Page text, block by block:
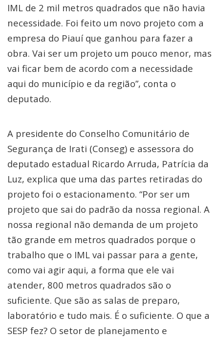
IML de 2 mil metros quadrados que não havia
necessidade. Foi feito um novo projeto com a
empresa do Piauí que ganhou para fazer a
obra. Vai ser um projeto um pouco menor, mas
vai ficar bem de acordo com a necessidade
aqui do município e da região”, conta o
deputado.
A presidente do Conselho Comunitário de
Segurança de Irati (Conseg) e assessora do
deputado estadual Ricardo Arruda, Patrícia da
Luz, explica que uma das partes retiradas do
projeto foi o estacionamento. “Por ser um
projeto que sai do padrão da nossa regional. A
nossa regional não demanda de um projeto
tão grande em metros quadrados porque o
trabalho que o IML vai passar para a gente,
como vai agir aqui, a forma que ele vai
atender, 800 metros quadrados são o
suficiente. Que são as salas de preparo,
laboratório e tudo mais. É o suficiente. O que a
SESP fez? O setor de planejamento e